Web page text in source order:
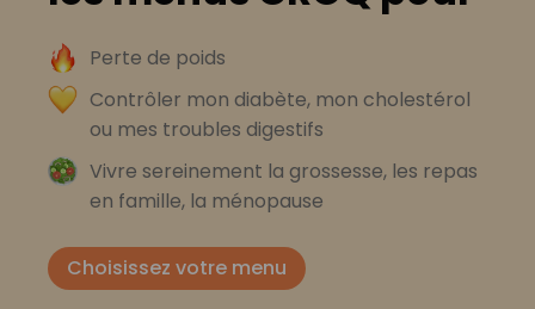
Perte de poids
Contrôler mon diabète, mon cholestérol
ou mes troubles digestifs
Vivre sereinement la grossesse, les repas
en famille, la ménopause
Choisissez votre menu